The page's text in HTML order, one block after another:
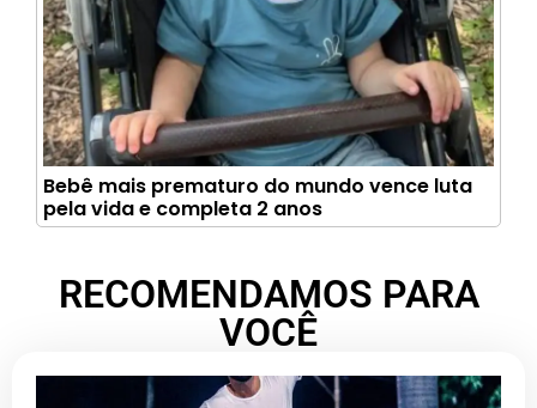
Bebê mais prematuro do mundo vence luta
pela vida e completa 2 anos
RECOMENDAMOS PARA
VOCÊ